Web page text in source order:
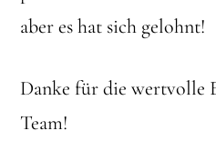
aber es hat sich gelohnt!
Danke für die wertvolle
Team!